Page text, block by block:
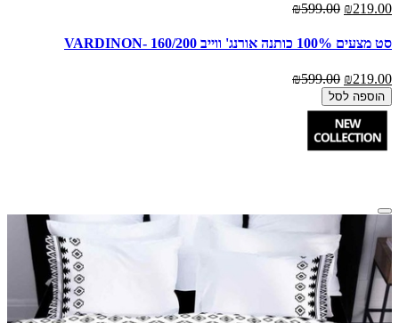
₪219.00
₪599.00
סט מצעים 100% כותנה אורנג' ווייב 160/200 -VARDINON
₪219.00
₪599.00
הוספה לסל